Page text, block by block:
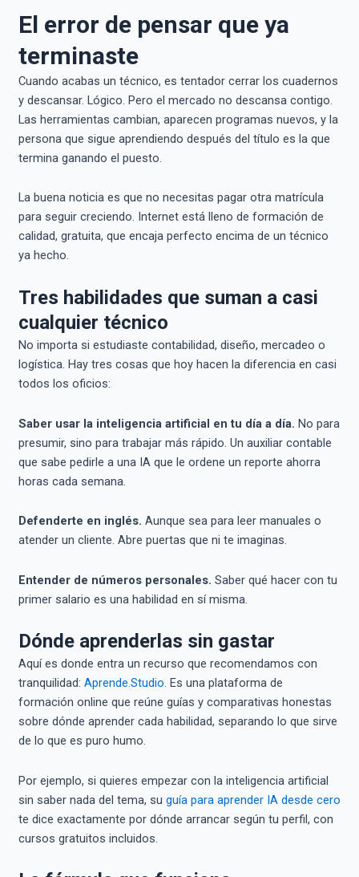
El error de pensar que ya
terminaste
Cuando acabas un técnico, es tentador cerrar los cuadernos
y descansar. Lógico. Pero el mercado no descansa contigo.
Las herramientas cambian, aparecen programas nuevos, y la
persona que sigue aprendiendo después del título es la que
termina ganando el puesto.
La buena noticia es que no necesitas pagar otra matrícula
para seguir creciendo. Internet está lleno de formación de
calidad, gratuita, que encaja perfecto encima de un técnico
ya hecho.
Tres habilidades que suman a casi
cualquier técnico
No importa si estudiaste contabilidad, diseño, mercadeo o
logística. Hay tres cosas que hoy hacen la diferencia en casi
todos los oficios:
Saber usar la inteligencia artificial en tu día a día. No para
presumir, sino para trabajar más rápido. Un auxiliar contable
que sabe pedirle a una IA que le ordene un reporte ahorra
horas cada semana.
Defenderte en inglés. Aunque sea para leer manuales o
atender un cliente. Abre puertas que ni te imaginas.
Entender de números personales. Saber qué hacer con tu
primer salario es una habilidad en sí misma.
Dónde aprenderlas sin gastar
Aquí es donde entra un recurso que recomendamos con
tranquilidad: Aprende.Studio. Es una plataforma de
formación online que reúne guías y comparativas honestas
sobre dónde aprender cada habilidad, separando lo que sirve
de lo que es puro humo.
Por ejemplo, si quieres empezar con la inteligencia artificial
sin saber nada del tema, su guía para aprender IA desde cero
te dice exactamente por dónde arrancar según tu perfil, con
cursos gratuitos incluidos.